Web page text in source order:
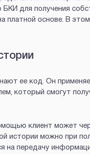
для получения
платной основе. В
ее код. Он
который смогут
клиент может
истории можно при
на передачу